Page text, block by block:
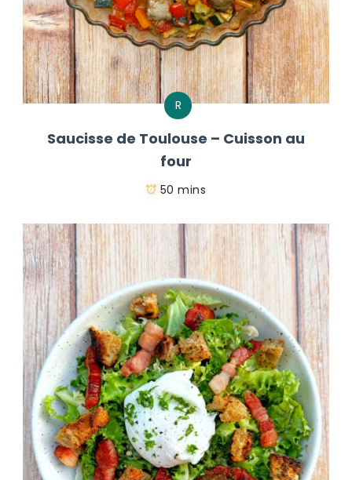
R
Saucisse de Toulouse – Cuisson au
four
50 mins